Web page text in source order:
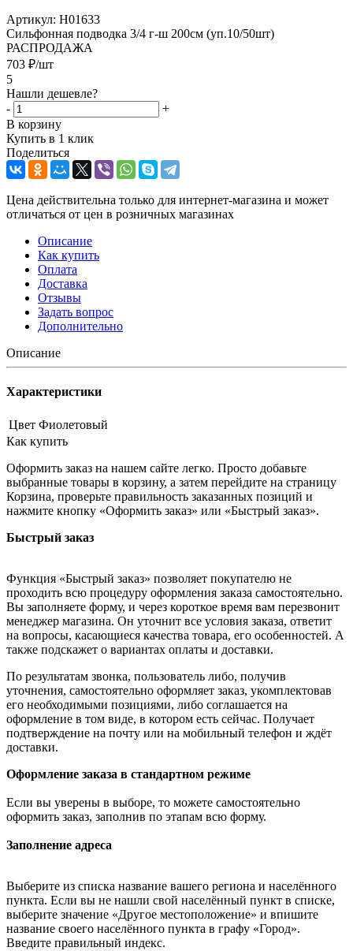
Артикул: H01633
Сильфонная подводка 3/4 г-ш 200см (уп.10/50шт)
РАСПРОДАЖА
703 ₽/шт
5
Нашли дешевле?
-
+
В корзину
Купить в 1 клик
Поделиться
Цена действительна только для интернет-магазина и может
отличаться от цен в розничных магазинах
Описание
Как купить
Оплата
Доставка
Отзывы
Задать вопрос
Дополнительно
Описание
Характеристики
Цвет Фиолетовый
Как купить
Оформить заказ на нашем сайте легко. Просто добавьте
выбранные товары в корзину, а затем перейдите на страницу
Корзина, проверьте правильность заказанных позиций и
нажмите кнопку «Оформить заказ» или «Быстрый заказ».
Быстрый заказ
Функция «Быстрый заказ» позволяет покупателю не
проходить всю процедуру оформления заказа самостоятельно.
Вы заполняете форму, и через короткое время вам перезвонит
менеджер магазина. Он уточнит все условия заказа, ответит
на вопросы, касающиеся качества товара, его особенностей. А
также подскажет о вариантах оплаты и доставки.
По результатам звонка, пользователь либо, получив
уточнения, самостоятельно оформляет заказ, укомплектовав
его необходимыми позициями, либо соглашается на
оформление в том виде, в котором есть сейчас. Получает
подтверждение на почту или на мобильный телефон и ждёт
доставки.
Оформление заказа в стандартном режиме
Если вы уверены в выборе, то можете самостоятельно
оформить заказ, заполнив по этапам всю форму.
Заполнение адреса
Выберите из списка название вашего региона и населённого
пункта. Если вы не нашли свой населённый пункт в списке,
выберите значение «Другое местоположение» и впишите
название своего населённого пункта в графу «Город».
Введите правильный индекс.